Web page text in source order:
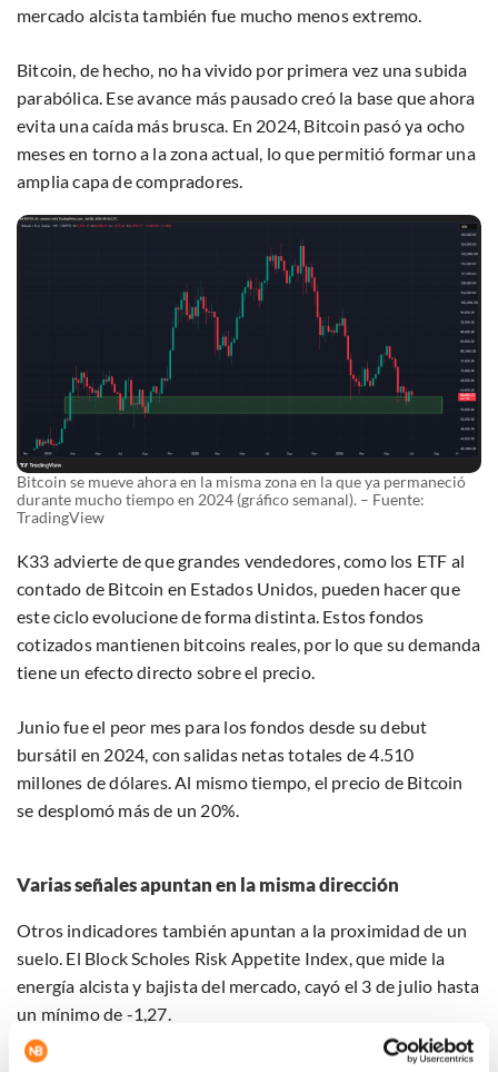
mercado alcista también fue mucho menos extremo.
Bitcoin, de hecho, no ha vivido por primera vez una subida
parabólica. Ese avance más pausado creó la base que ahora
evita una caída más brusca. En 2024, Bitcoin pasó ya ocho
meses en torno a la zona actual, lo que permitió formar una
amplia capa de compradores.
Bitcoin se mueve ahora en la misma zona en la que ya permaneció
durante mucho tiempo en 2024 (gráfico semanal). – Fuente:
TradingView
K33 advierte de que grandes vendedores, como los ETF al
contado de Bitcoin en Estados Unidos, pueden hacer que
este ciclo evolucione de forma distinta. Estos fondos
cotizados mantienen bitcoins reales, por lo que su demanda
tiene un efecto directo sobre el precio.
Junio fue el peor mes para los fondos desde su debut
bursátil en 2024, con salidas netas totales de 4.510
millones de dólares. Al mismo tiempo, el precio de Bitcoin
se desplomó más de un 20%.
Varias señales apuntan en la misma dirección
Otros indicadores también apuntan a la proximidad de un
suelo. El Block Scholes Risk Appetite Index, que mide la
energía alcista y bajista del mercado, cayó el 3 de julio hasta
un mínimo de -1,27.